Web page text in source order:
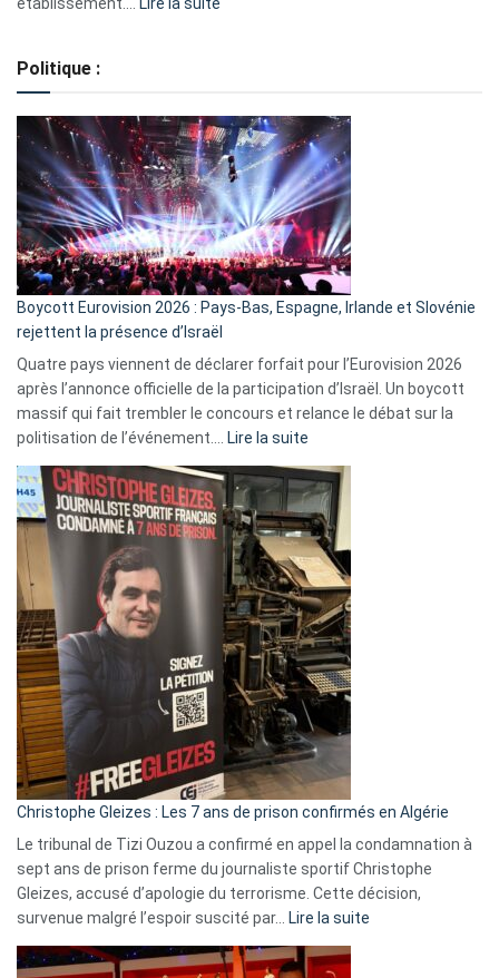
établissement.… Lire la suite
ça
marche
?
Politique :
Boycott Eurovision 2026 : Pays-Bas, Espagne, Irlande et Slovénie
rejettent la présence d’Israël
Quatre pays viennent de déclarer forfait pour l’Eurovision 2026
après l’annonce officielle de la participation d’Israël. Un boycott
massif qui fait trembler le concours et relance le débat sur la
politisation de l’événement.… Lire la suite
Boycott
Eurovision
2026
:
Pays-
Bas,
Espagne,
Irlande
et
Slovénie
rejettent
la
présence
d’Israël
Christophe Gleizes : Les 7 ans de prison confirmés en Algérie
Le tribunal de Tizi Ouzou a confirmé en appel la condamnation à
sept ans de prison ferme du journaliste sportif Christophe
Gleizes, accusé d’apologie du terrorisme. Cette décision,
survenue malgré l’espoir suscité par… Lire la suite